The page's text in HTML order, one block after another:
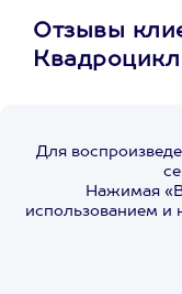
Отзывы
Квадроцикл
Для
Нажимая
использованием и